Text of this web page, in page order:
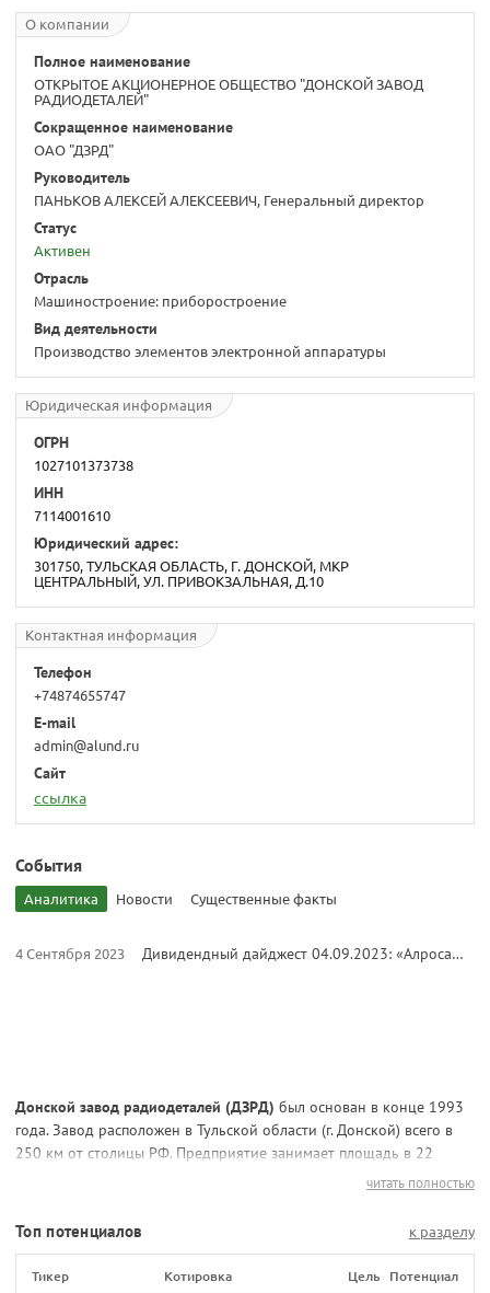
О компании
Полное наименование
ОТКРЫТОЕ АКЦИОНЕРНОЕ ОБЩЕСТВО "ДОНСКОЙ ЗАВОД
РАДИОДЕТАЛЕЙ"
Сокращенное наименование
ОАО "ДЗРД"
Руководитель
ПАНЬКОВ АЛЕКСЕЙ АЛЕКСЕЕВИЧ, Генеральный директор
Статус
Активен
Отрасль
Машиностроение: приборостроение
Вид деятельности
Производство элементов электронной аппаратуры
Юридическая информация
ОГРН
1027101373738
ИНН
7114001610
Юридический адрес:
301750, ТУЛЬСКАЯ ОБЛАСТЬ, Г. ДОНСКОЙ, МКР
ЦЕНТРАЛЬНЫЙ, УЛ. ПРИВОКЗАЛЬНАЯ, Д.10
Контактная информация
Телефон
+74874655747
E-mail
admin@alund.ru
Сайт
ссылка
События
Аналитика Новости Существенные факты
4 Сентября 2023 Дивидендный дайджест 04.09.2023: «Алроса» и «Фосагро»
Донской завод радиодеталей (ДЗРД) был основан в конце 1993
года. Завод расположен в Тульской области (г. Донской) всего в
250 км от столицы РФ. Предприятие занимает площадь в 22
гектара, а производство расположено на 96,9 тыс. кв. м. Удачное
эффективной коммерческой и производственной деятельности.
Основные направления работы
читать полностью
Топ потенциалов к разделу
Тикер Котировка Цель Потенциал